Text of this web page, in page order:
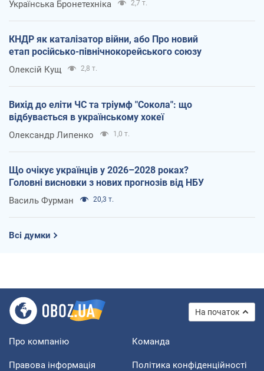
Українська Бронетехніка 2,7 т.
КНДР як каталізатор війни, або Про новий
етап російсько-північнокорейського союзу
Олексій Кущ 2,8 т.
Вихід до еліти ЧС та тріумф "Сокола": що
відбувається в українському хокеї
Олександр Липенко 1,0 т.
Що очікує українців у 2026–2028 роках?
Головні висновки з нових прогнозів від НБУ
Василь Фурман 20,3 т.
Всі думки
На початок
Про компанію Команда
Правова інформація Політика конфіденційності